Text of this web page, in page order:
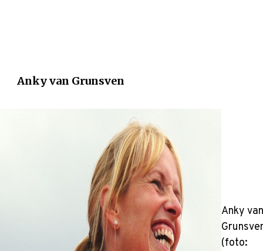
Anky van Grunsven
Anky van
(foto: